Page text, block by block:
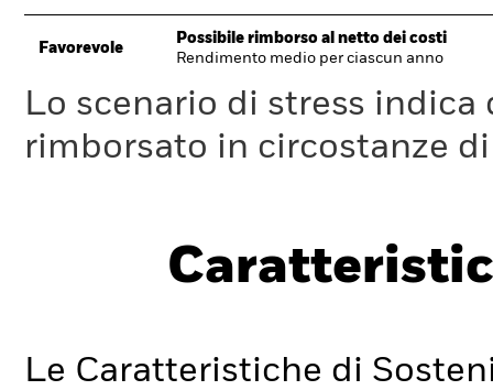
Favorevole
Possibile rimborso al netto dei costi
Rendimento medio per ciascun anno
Lo scenario di stress
rimborsato in circostanze
Le Caratteristiche di